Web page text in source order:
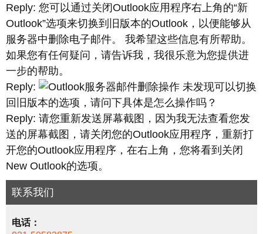
Reply: 您可以通过关闭Outlook应用程序右上角的“新
Outlook”选项来切换到旧版本的Outlook，以便能够从
服务器中删除电子邮件。 我希望这些信息有所帮助。
如果您有任何疑问，请告诉我，我很乐意为您提供进
一步的帮助。
Reply:
未发现可以切换
回旧版本的选项，请问下具体是怎么操作吗？
Reply: 请您重新发送屏幕截图，因为我无法查看您发
送的屏幕截图，请关闭您的Outlook应用程序，重新打
开您的Outlook应用程序，在右上角，您将看到关闭
New Outlook的选项。
联系我们
电话：